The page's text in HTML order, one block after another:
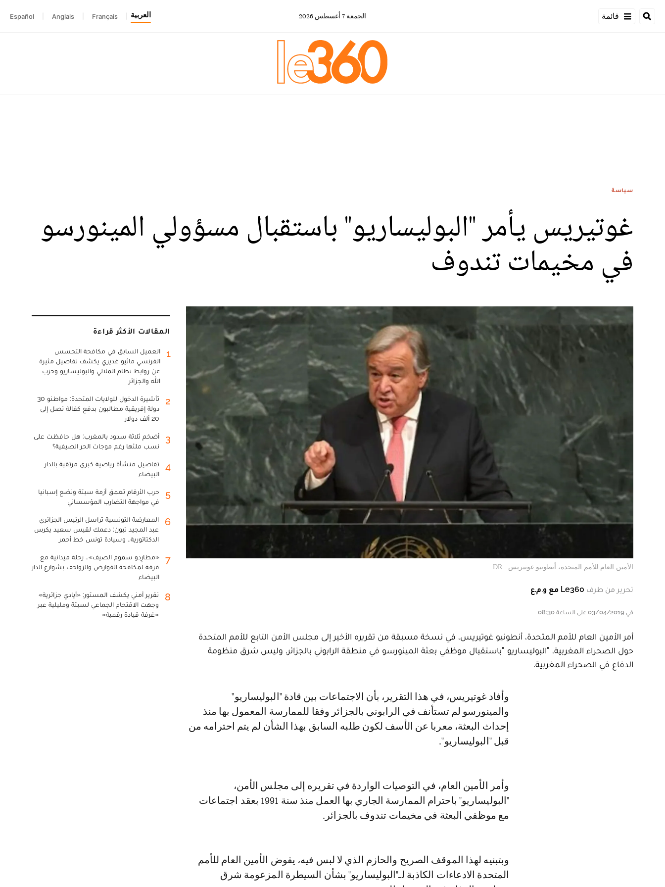
قائمة الجمعة 7 أغسطس 2026 العربية Français
Anglais
Español
سياسة
غوتيريس يأمر "البوليساريو" باستقبال مسؤولي المينورسو
في مخيمات تندوف
الأمين العام للأمم المتحدة، أنطونيو غوتيريس . DR
تحرير من طرف Le360 مع و.م.ع
في 03/04/2019 على الساعة 08:30
أمر الأمين العام للأمم المتحدة، أنطونيو غوتيريس، في نسخة مسبقة من تقريره الأخير إلى مجلس الأمن التابع للأمم المتحدة
حول الصحراء المغربية، "البوليساريو "باستقبال موظفي بعثة المينورسو في منطقة الرابوني بالجزائر، وليس شرق منظومة
الدفاع في الصحراء المغربية.
وأفاد غوتيريس، في هذا التقرير، بأن الاجتماعات بين قادة "البوليساريو"
والمينورسو لم تستأنف في الرابوني بالجزائر وفقا للممارسة المعمول بها منذ
إحداث البعثة، معربا عن الأسف لكون طلبه السابق بهذا الشأن لم يتم احترامه من
قبل "البوليساريو".
وأمر الأمين العام، في التوصيات الواردة في تقريره إلى مجلس الأمن،
"البوليساريو" باحترام الممارسة الجاري بها العمل منذ سنة 1991 بعقد اجتماعات
مع موظفي البعثة في مخيمات تندوف بالجزائر.
وبتبنيه لهذا الموقف الصريح والحازم الذي لا لبس فيه، يقوض الأمين العام للأمم
المتحدة الادعاءات الكاذبة لـ"البوليساريو" بشأن السيطرة المزعومة شرق
المقالات الأكثر قراءة
1
العميل السابق في مكافحة التجسس
الفرنسي ماثيو غديري يكشف تفاصيل مثيرة
عن روابط نظام الملالي والبوليساريو وحزب
الله والجزائر
2
تأشيرة الدخول للولايات المتحدة: مواطنو 30
دولة إفريقية مطالبون بدفع كفالة تصل إلى
20 ألف دولار
3
أضخم ثلاثة سدود بالمغرب: هل حافظت على
نسب ملئها رغم موجات الحر الصيفية؟
4
تفاصيل منشأة رياضية كبرى مرتقبة بالدار
البيضاء
5
حرب الأرقام تعمق أزمة سبتة وتضع إسبانيا
في مواجهة التضارب المؤسساتي
6
المعارضة التونسية تراسل الرئيس الجزائري
عبد المجيد تبون: دعمك لقيس سعيد يكرس
الدكتاتورية.. وسيادة تونس خط أحمر
7
«مطارِدو سموم الصيف».. رحلة ميدانية مع
فرقة لمكافحة القوارض والزواحف بشوارع الدار
البيضاء
8
تقرير أمني يكشف المستور: «أيادي جزائرية»
وجهت الاقتحام الجماعي لسبتة ومليلية عبر
«غرفة قيادة رقمية»